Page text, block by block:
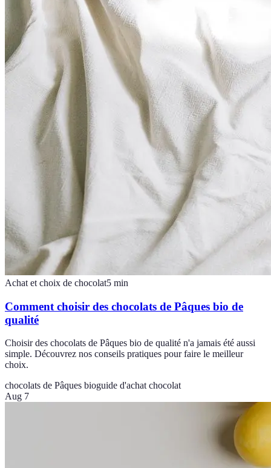
Achat et choix de chocolat5 min
Comment choisir des chocolats de Pâques bio de
qualité
Choisir des chocolats de Pâques bio de qualité n'a jamais été aussi
simple. Découvrez nos conseils pratiques pour faire le meilleur
choix.
chocolats de Pâques bioguide d'achat chocolat
Aug 7